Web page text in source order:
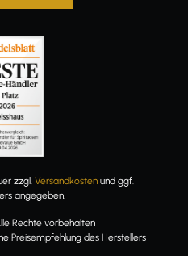
zzgl. Versandkosten und ggf.
angegeben.
Rechte vorbehalten
Preisempfehlung des Herstellers